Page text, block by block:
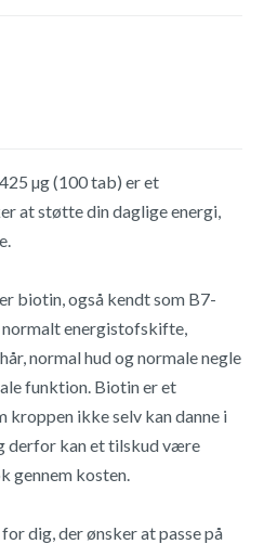
µg (100 tab) er et
at støtte din daglige energi,
biotin, også kendt som B7-
energistofskifte,
normal hud og normale negle
funktion. Biotin er et
kroppen ikke selv kan danne i
kan et tilskud være
gennem kosten.
dig, der ønsker at passe på